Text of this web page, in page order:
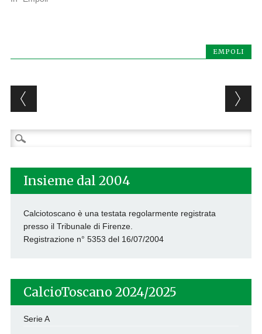
EMPOLI
Post navigation
Ricerca
per:
Insieme dal 2004
Calciotoscano è una testata regolarmente registrata
presso il Tribunale di Firenze.
Registrazione n° 5353 del 16/07/2004
CalcioToscano 2024/2025
Serie A